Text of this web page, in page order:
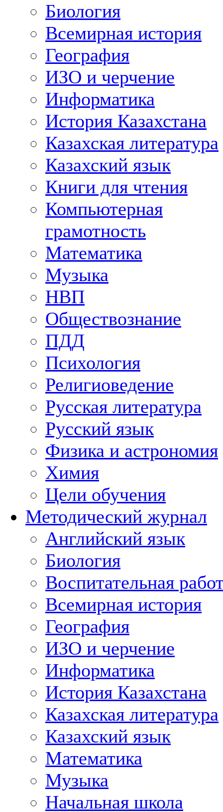
Биология
Всемирная история
География
ИЗО и черчение
Информатика
История Казахстана
Казахская литература
Казахский язык
Книги для чтения
Компьютерная
грамотность
Математика
Музыка
НВП
Обществознание
ПДД
Психология
Религиоведение
Русская литература
Русский язык
Физика и астрономия
Химия
Цели обучения
Методический журнал
Английский язык
Биология
Воспитательная
Всемирная история
География
ИЗО и черчение
Информатика
История Казахстана
Казахская литература
Казахский язык
Математика
Музыка
Начальная школа